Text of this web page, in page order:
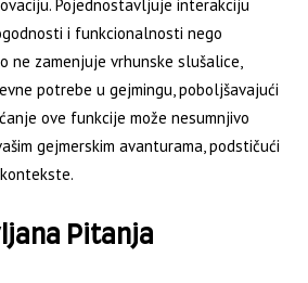
Pojednostavljuje interakciju
i funkcionalnosti nego
ne zamenjuje vrhunske slušalice,
potrebe u gejmingu, poboljšavajući
ove funkcije može nesumnjivo
gejmerskim avanturama, podstičući
Pitanja